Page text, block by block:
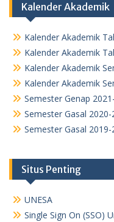
Kalender Akademik
Kalender Akademik
Kalender Akademik
Kalender Akademik
Kalender Akademik
Semester Genap
Semester Gasal 2020-
Semester Gasal 2019-
Situs Penting
UNESA
Single Sign On (SSO)